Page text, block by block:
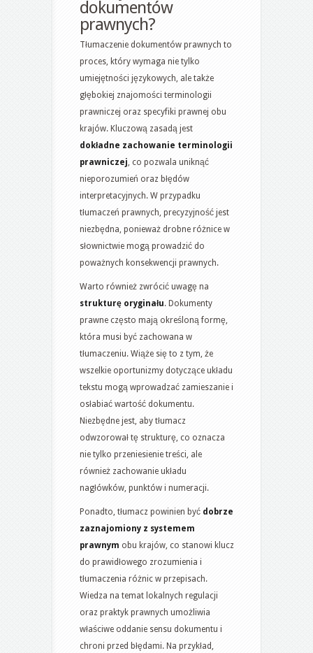
dokumentów
prawnych?
Tłumaczenie dokumentów prawnych to
proces, który wymaga nie tylko
umiejętności językowych, ale także
głębokiej znajomości terminologii
prawniczej oraz specyfiki prawnej obu
krajów. Kluczową zasadą jest
dokładne zachowanie terminologii
prawniczej , co pozwala uniknąć
nieporozumień oraz błędów
interpretacyjnych. W przypadku
tłumaczeń prawnych, precyzyjność jest
niezbędna, ponieważ drobne różnice w
słownictwie mogą prowadzić do
poważnych konsekwencji prawnych.
Warto również zwrócić uwagę na
strukturę oryginału. Dokumenty
prawne często mają określoną formę,
która musi być zachowana w
tłumaczeniu. Wiąże się to z tym, że
wszelkie oportunizmy dotyczące układu
tekstu mogą wprowadzać zamieszanie i
osłabiać wartość dokumentu.
Niezbędne jest, aby tłumacz
odwzorował tę strukturę, co oznacza
nie tylko przeniesienie treści, ale
również zachowanie układu
nagłówków, punktów i numeracji.
Ponadto, tłumacz powinien być dobrze
zaznajomiony z systemem
prawnym obu krajów, co stanowi klucz
do prawidłowego zrozumienia i
tłumaczenia różnic w przepisach.
Wiedza na temat lokalnych regulacji
oraz praktyk prawnych umożliwia
właściwe oddanie sensu dokumentu i
chroni przed błędami. Na przykład,